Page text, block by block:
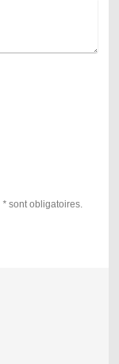
*sont obligatoires.